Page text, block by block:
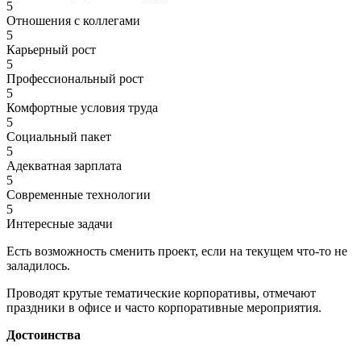
5
Отношения с коллегами
5
Карьерный рост
5
Профессиональный рост
5
Комфортные условия труда
5
Социальный пакет
5
Адекватная зарплата
5
Современные технологии
5
Интересные задачи
Есть возможность сменить проект, если на текущем что-то не
заладилось.
Проводят крутые тематические корпоративы, отмечают
праздники в офисе и часто корпоративные мероприятия.
Достоинства